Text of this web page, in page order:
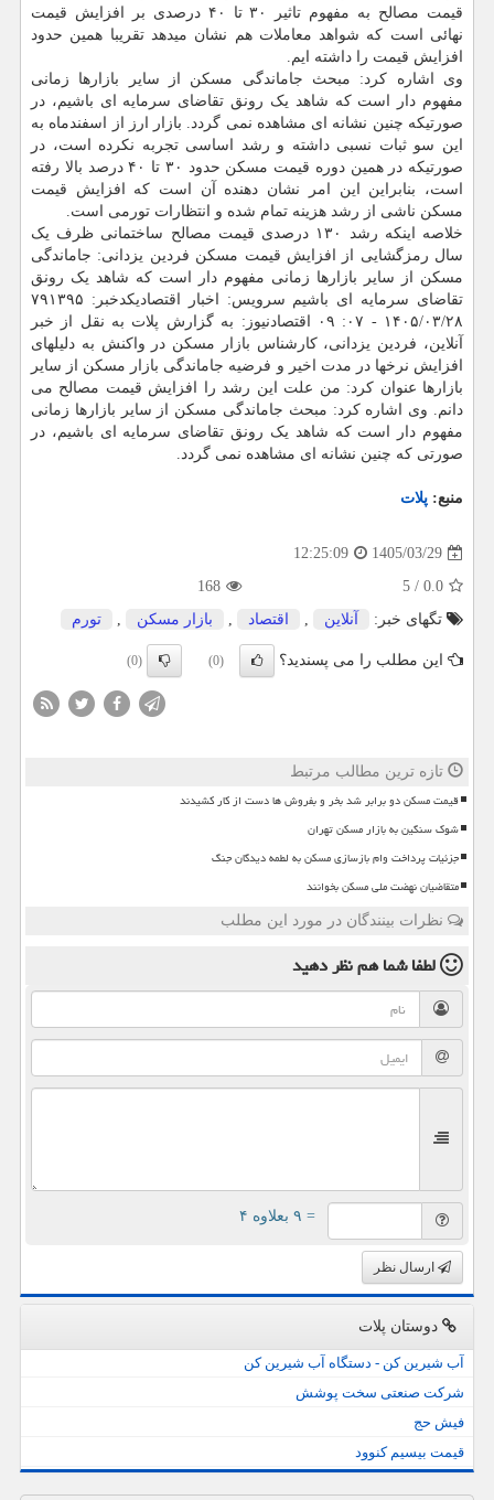
قیمت مصالح به مفهوم تاثیر ۳۰ تا ۴۰ درصدی بر افزایش قیمت
نهائی است که شواهد معاملات هم نشان میدهد تقریبا همین حدود
افزایش قیمت را داشته ایم.
وی اشاره کرد: مبحث جاماندگی مسکن از سایر بازارها زمانی
مفهوم دار است که شاهد یک رونق تقاضای سرمایه ای باشیم، در
صورتیکه چنین نشانه ای مشاهده نمی گردد. بازار ارز از اسفندماه به
این سو ثبات نسبی داشته و رشد اساسی تجربه نکرده است، در
صورتیکه در همین دوره قیمت مسکن حدود ۳۰ تا ۴۰ درصد بالا رفته
است، بنابراین این امر نشان دهنده آن است که افزایش قیمت
مسکن ناشی از رشد هزینه تمام شده و انتظارات تورمی است.
خلاصه اینکه رشد ۱۳۰ درصدی قیمت مصالح ساختمانی ظرف یک
سال رمزگشایی از افزایش قیمت مسکن فردین یزدانی: جاماندگی
مسکن از سایر بازارها زمانی مفهوم دار است که شاهد یک رونق
تقاضای سرمایه ای باشیم سرویس: اخبار اقتصادیکدخبر: ۷۹۱۳۹۵
۱۴۰۵/۰۳/۲۸ - ۰۷: ۰۹ اقتصادنیوز: به گزارش پلات به نقل از خبر
آنلاین، فردین یزدانی، کارشناس بازار مسکن در واکنش به دلیلهای
افزایش نرخها در مدت اخیر و فرضیه جاماندگی بازار مسکن از سایر
بازارها عنوان کرد: من علت این رشد را افزایش قیمت مصالح می
دانم. وی اشاره کرد: مبحث جاماندگی مسکن از سایر بازارها زمانی
مفهوم دار است که شاهد یک رونق تقاضای سرمایه ای باشیم، در
صورتی که چنین نشانه ای مشاهده نمی گردد.
منبع: پلات
1405/03/29
12:25:09
0.0
/
5
168
تگهای خبر:
آنلاین , اقتصاد , بازار مسكن , تورم
این مطلب را می پسندید؟ (0)
(0)
تازه ترین مطالب مرتبط
قیمت مسکن دو برابر شد بخر و بفروش ها دست از کار کشیدند
شوک سنگین به بازار مسکن تهران
جزئیات پرداخت وام بازسازی مسکن به لطمه دیدگان جنگ
متقاضیان نهضت ملی مسکن بخوانند
نظرات بینندگان در مورد این مطلب
لطفا شما همنظر دهید
= ۹ بعلاوه ۴
ارسال نظر
دوستان پلات
آب شیرین کن - دستگاه آب شیرین کن
شرکت صنعتی سخت پوشش
فیش حج
قیمت بیسیم کنوود